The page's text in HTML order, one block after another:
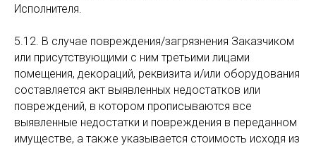
Исполнителя.
5.12. В случае повреждения/загрязнения Заказчиком
или присутствующими с ним третьими лицами
помещения, декораций, реквизита и/или оборудования
составляется акт выявленных недостатков или
повреждений, в котором прописываются все
выявленные недостатки и повреждения в переданном
имуществе, а также указывается стоимость исходя из